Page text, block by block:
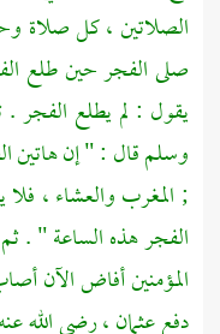
الصلاتين ، كل صلاة
صلى الفجر حين طلع
يقول : لم يطلع الفجر
وسلم قال : " إن هاتين
; المغرب والعشاء ،
الفجر هذه الساعة " .
المؤمنين أفاض الآن
دفععثمان، رضي الله